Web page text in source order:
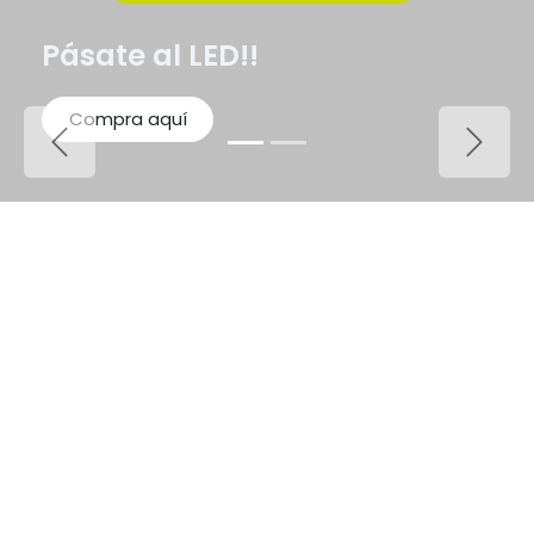
Pásate al LED!!
Compra aquí
Anterior